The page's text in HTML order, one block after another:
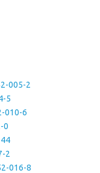
005-2
5
010-6
0
2
016-8